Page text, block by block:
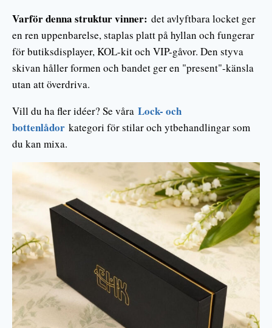
Varför denna struktur vinner: det avlyftbara locket ger
en ren uppenbarelse, staplas platt på hyllan och fungerar
för butiksdisplayer, KOL-kit och VIP-gåvor. Den styva
skivan håller formen och bandet ger en "present"-känsla
utan att överdriva.
Vill du ha fler idéer? Se våra Lock- och
bottenlådor kategori för stilar och ytbehandlingar som
du kan mixa.